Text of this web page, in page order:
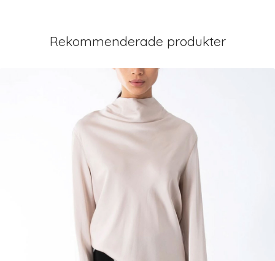
Rekommenderade produkter